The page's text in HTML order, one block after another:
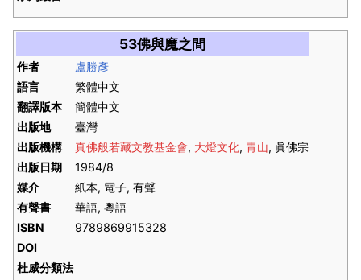
53佛與魔之間
作者
盧勝彥
語言
繁體中文
翻譯版本
簡體中文
出版地
臺灣
出版機構
真佛般若藏文教基金會, 大燈文化, 青山, 眞佛宗
出版日期
1984/8
媒介
紙本, 電子, 有聲
有聲書
華語, 粵語
ISBN
9789869915328
DOI
杜威分類法